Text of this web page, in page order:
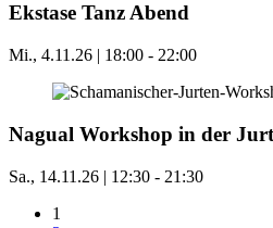
Ekstase Tanz Abend
Mi., 4.11.26 | 18:00 - 22:00
Nagual Workshop in der
Sa., 14.11.26 | 12:30 - 21:30
1